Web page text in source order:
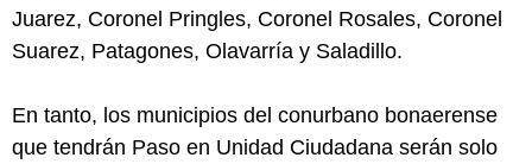
Juarez, Coronel Pringles, Coronel Rosales, Coronel
Suarez, Patagones, Olavarría y Saladillo.
En tanto, los municipios del conurbano bonaerense
que tendrán Paso en Unidad Ciudadana serán solo